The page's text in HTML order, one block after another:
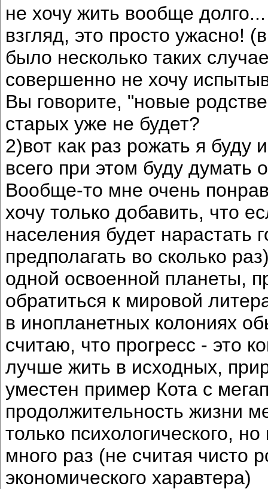
не хочу жить вообще
взгляд, это просто ужасно!
было несколько таких
совершенно не хочу
Вы говорите, "новые
старых уже не будет?
2)вот как раз рожать я
всего при этом буду думать
Вообще-то мне очень
хочу только добавить, что
населения будет нарастать
предполагать во сколько
одной освоенной планеты,
обратиться к мировой
в инопланетных колониях
считаю, что прогресс - это
лучше жить в исходных,
уместен пример Кота с
продолжительность жизни
только психологического,
много раз (не считая чисто
экономического харавтера)